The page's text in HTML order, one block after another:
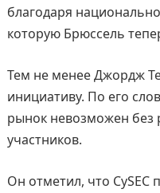
благодаря
которую Брюссель
Тем не менее Джордж
инициативу. По его
рынок невозможен без
участников.
Он отметил, что CySEC